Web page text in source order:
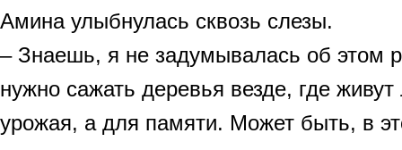
Амина улыбнулась сквозь слезы.
– Знаешь, я не задумывалась об этом
нужно сажать деревья везде, где
урожая, а для памяти. Может быть, в